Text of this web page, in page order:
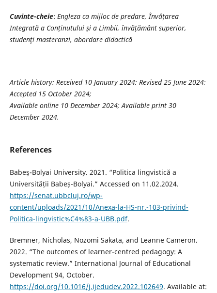
Cuvinte-cheie: Engleza ca mijloc de predare, Învățarea
Integrată a Conținutului și a Limbii, învățământ superior,
studenţi masteranzi, abordare didactică
Article history: Received 10 January 2024; Revised 25 June 2024;
Accepted 15 October 2024;
Available online 10 December 2024; Available print 30
December 2024.
References
Babeş-Bolyai University. 2021. “Politica lingvistică a
Universității Babeș-Bolyai.” Accessed on 11.02.2024.
https://senat.ubbcluj.ro/wp-
content/uploads/2021/10/Anexa-la-HS-nr.-103-privind-
Politica-lingvistic%C4%83-a-UBB.pdf.
Bremner, Nicholas, Nozomi Sakata, and Leanne Cameron.
2022. “The outcomes of learner-centred pedagogy: A
systematic review.” International Journal of Educational
Development 94, October.
https://doi.org/10.1016/j.ijedudev.2022.102649. Available at: